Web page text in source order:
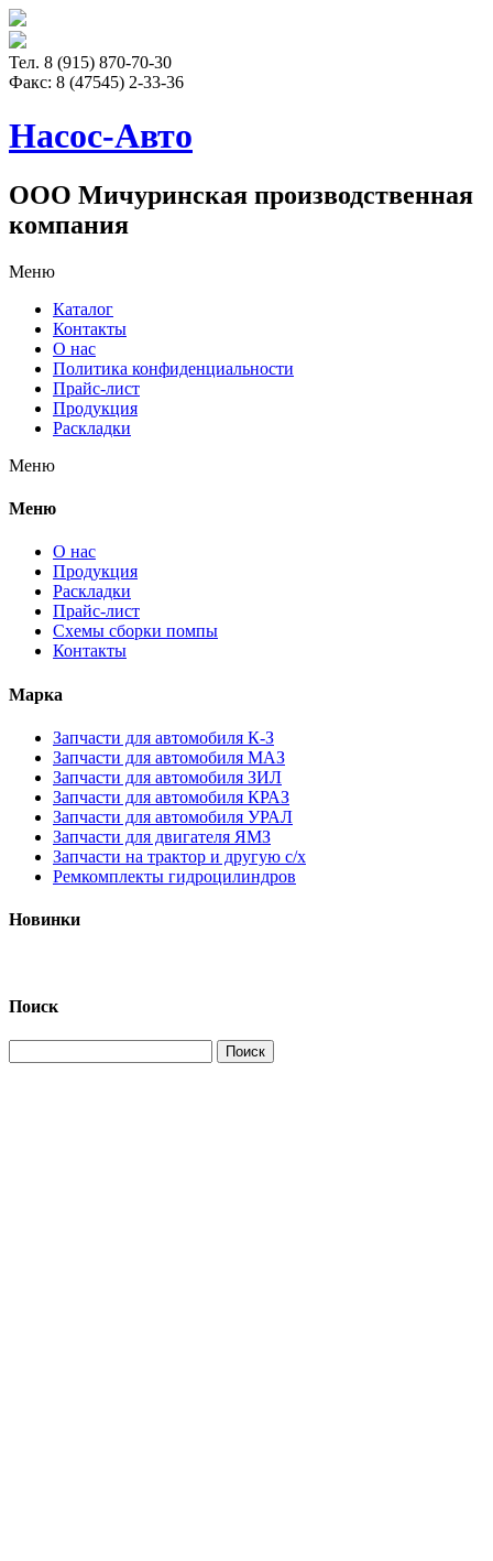
Тел. 8 (915) 870-70-30
Факс: 8 (47545) 2-33-36
Насос-Авто
ООО Мичуринская производственная
компания
Меню
Каталог
Контакты
О нас
Политика конфиденциальности
Прайс-лист
Продукция
Раскладки
Меню
Меню
О нас
Продукция
Раскладки
Прайс-лист
Схемы сборки помпы
Контакты
Марка
Запчасти для автомобиля К-З
Запчасти для автомобиля МАЗ
Запчасти для автомобиля ЗИЛ
Запчасти для автомобиля КРАЗ
Запчасти для автомобиля УРАЛ
Запчасти для двигателя ЯМЗ
Запчасти на трактор и другую с/х
Ремкомплекты гидроцилиндров
Новинки
Поиск